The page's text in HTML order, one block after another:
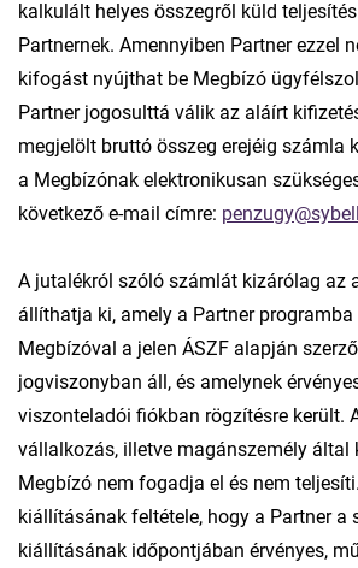
kalkulált helyes összegről küld
Partnernek. Amennyiben Partner ezzel
kifogást nyújthat be Megbízó
Partner jogosulttá válik az aláírt
megjelölt bruttó összeg erejéig számla
a Megbízónak elektronikusan
következő e-mail címre:
A jutalékról szóló számlát kizárólag az
állíthatja ki, amely a Partner programba
Megbízóval a jelen ÁSZF alapján
jogviszonyban áll, és amelynek
viszonteladói fiókban rögzítésre került.
vállalkozás, illetve magánszemély
Megbízó nem fogadja el és nem
kiállításának feltétele, hogy a Partner a
kiállításának időpontjában érvényes,